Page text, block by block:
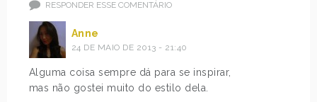
RESPONDER ESSE COMENTÁRIO
Anne
24 DE MAIO DE 2013 - 21:40
Alguma coisa sempre dá para se inspirar,
mas não gostei muito do estilo dela.